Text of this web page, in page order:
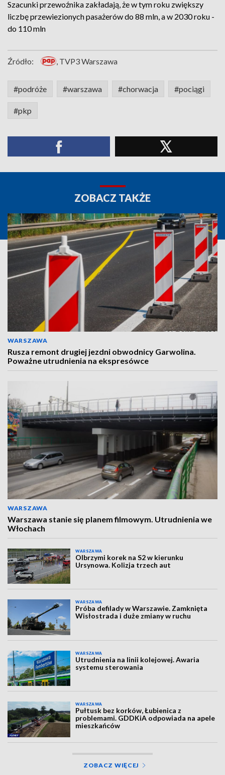
Szacunki przewoźnika zakładają, że w tym roku zwiększy
liczbę przewiezionych pasażerów do 88 mln, a w 2030 roku -
do 110 mln
Źródło: , TVP3 Warszawa
#podróże #warszawa #chorwacja #pociągi
#pkp
ZOBACZ TAKŻE
WARSZAWA
Rusza remont drugiej jezdni obwodnicy Garwolina.
Poważne utrudnienia na ekspresówce
WARSZAWA
Warszawa stanie się planem filmowym. Utrudnienia we
Włochach
WARSZAWA
Olbrzymi korek na S2 w kierunku
Ursynowa. Kolizja trzech aut
WARSZAWA
Próba defilady w Warszawie. Zamknięta
Wisłostrada i duże zmiany w ruchu
WARSZAWA
Utrudnienia na linii kolejowej. Awaria
systemu sterowania
WARSZAWA
Pułtusk bez korków, Łubienica z
problemami. GDDKiA odpowiada na apele
mieszkańców
ZOBACZ WIĘCEJ